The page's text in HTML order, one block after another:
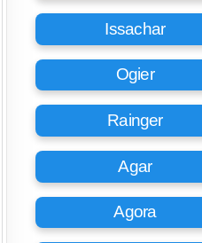
Issachar
Ogier
Rainger
Agar
Agora